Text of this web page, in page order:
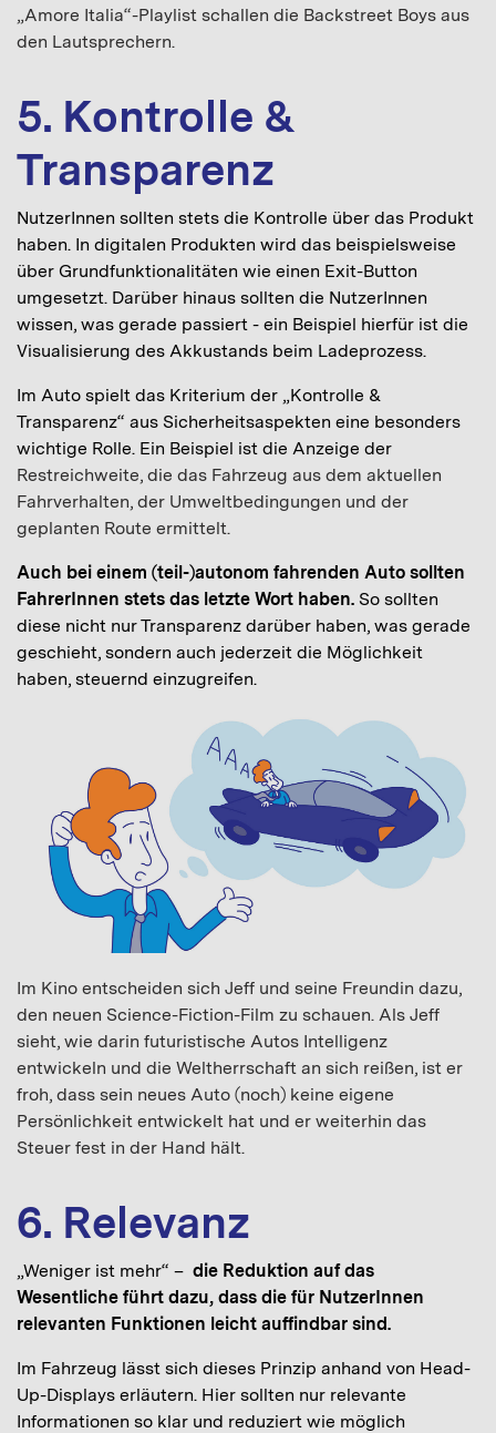
„Amore Italia“-Playlist schallen die Backstreet Boys aus
den Lautsprechern.
5. Kontrolle &
Transparenz
NutzerInnen sollten stets die Kontrolle über das Produkt
haben. In digitalen Produkten wird das beispielsweise
über Grundfunktionalitäten wie einen Exit-Button
umgesetzt. Darüber hinaus sollten die NutzerInnen
wissen, was gerade passiert - ein Beispiel hierfür ist die
Visualisierung des Akkustands beim Ladeprozess.
Im Auto spielt das Kriterium der „Kontrolle &
Transparenz“ aus Sicherheitsaspekten eine besonders
wichtige Rolle. Ein Beispiel ist die Anzeige der
Restreichweite, die das Fahrzeug aus dem aktuellen
Fahrverhalten, der Umweltbedingungen und der
geplanten Route ermittelt.
Auch bei einem (teil-)autonom fahrenden Auto sollten
FahrerInnen stets das letzte Wort haben. So sollten
diese nicht nur Transparenz darüber haben, was gerade
geschieht, sondern auch jederzeit die Möglichkeit
haben, steuernd einzugreifen.
Im Kino entscheiden sich Jeff und seine Freundin dazu,
den neuen Science-Fiction-Film zu schauen. Als Jeff
sieht, wie darin futuristische Autos Intelligenz
entwickeln und die Weltherrschaft an sich reißen, ist er
froh, dass sein neues Auto (noch) keine eigene
Persönlichkeit entwickelt hat und er weiterhin das
Steuer fest in der Hand hält.
6. Relevanz
„Weniger ist mehr“ – die Reduktion auf das
Wesentliche führt dazu, dass die für NutzerInnen
relevanten Funktionen leicht auffindbar sind.
Im Fahrzeug lässt sich dieses Prinzip anhand von Head-
Up-Displays erläutern. Hier sollten nur relevante
Informationen so klar und reduziert wie möglich